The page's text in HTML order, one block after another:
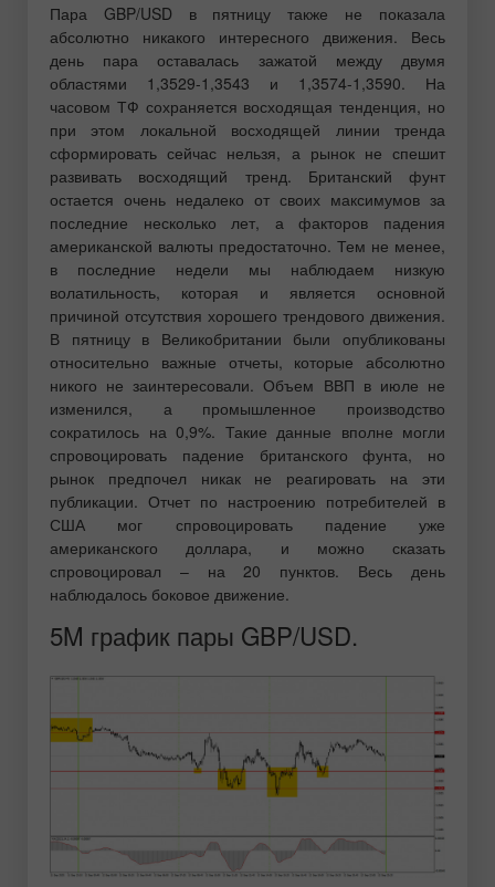
Пара GBP/USD в пятницу также не показала
абсолютно никакого интересного движения. Весь
день пара оставалась зажатой между двумя
областями 1,3529-1,3543 и 1,3574-1,3590. На
часовом ТФ сохраняется восходящая тенденция, но
при этом локальной восходящей линии тренда
сформировать сейчас нельзя, а рынок не спешит
развивать восходящий тренд. Британский фунт
остается очень недалеко от своих максимумов за
последние несколько лет, а факторов падения
американской валюты предостаточно. Тем не менее,
в последние недели мы наблюдаем низкую
волатильность, которая и является основной
причиной отсутствия хорошего трендового движения.
В пятницу в Великобритании были опубликованы
относительно важные отчеты, которые абсолютно
никого не заинтересовали. Объем ВВП в июле не
изменился, а промышленное производство
сократилось на 0,9%. Такие данные вполне могли
спровоцировать падение британского фунта, но
рынок предпочел никак не реагировать на эти
публикации. Отчет по настроению потребителей в
США мог спровоцировать падение уже
американского доллара, и можно сказать
спровоцировал – на 20 пунктов. Весь день
наблюдалось боковое движение.
5M график пары GBP/USD.